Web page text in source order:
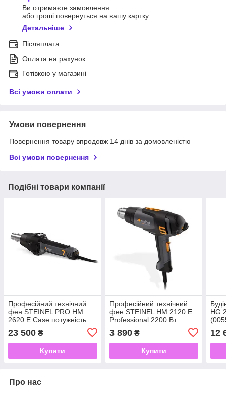
Ви отримаєте замовлення
або гроші повернуться на вашу картку
Детальніше
Післяплата
Оплата на рахунок
Готівкою у магазині
Всі умови оплати
Умови повернення
Повернення товару впродовж 14 днів за домовленістю
Всі умови повернення
Подібні товари компанії
Професійний технічний
фен STEINEL PRO HM
2620 E Case потужність
700 °C
23 500 ₴
Купити
Професійний технічний
фен STEINEL HM 2120 E
Professional 2200 Вт
Температура регулюється
в діапазоні 80-630 °C
3 890₴
Купити
HG
12
Про нас